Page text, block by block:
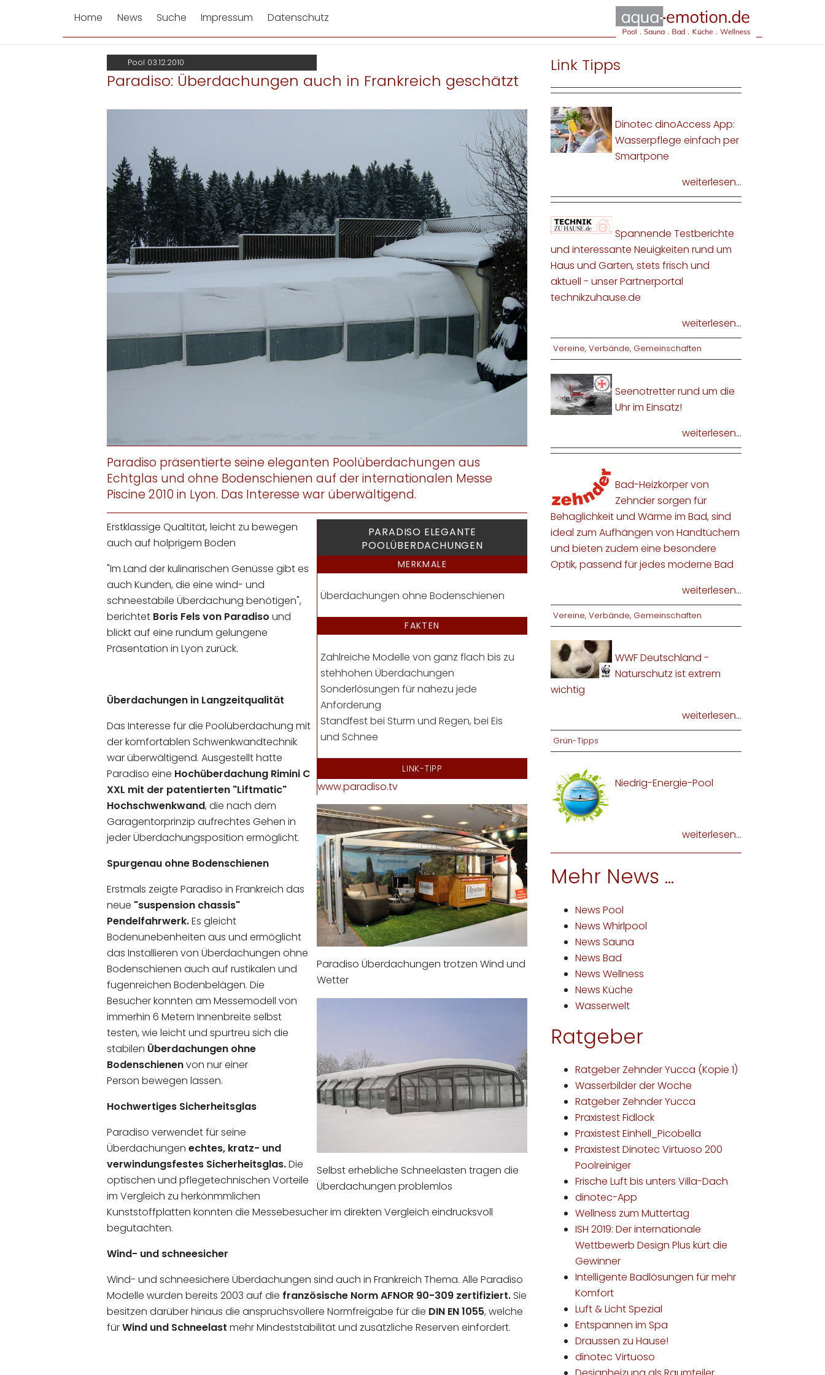
Home News Suche Impressum Datenschutz
Pool 03.12.2010
Paradiso: Überdachungen auch in Frankreich geschätzt
Paradiso präsentierte seine eleganten Poolüberdachungen aus
Echtglas und ohne Bodenschienen auf der internationalen Messe
Piscine 2010 in Lyon. Das Interesse war überwältigend.
PARADISO ELEGANTE
POOLÜBERDACHUNGEN
MERKMALE
Überdachungen ohne Bodenschienen
FAKTEN
Zahlreiche Modelle von ganz flach bis zu
stehhohen Überdachungen
Sonderlösungen für nahezu jede
Anforderung
Standfest bei Sturm und Regen, bei Eis
und Schnee
LINK-TIPP
www.paradiso.tv
Paradiso Überdachungen trotzen Wind und
Wetter
Selbst erhebliche Schneelasten tragen die
Überdachungen problemlos
Erstklassige Qualtität, leicht zu bewegen
auch auf holprigem Boden
"Im Land der kulinarischen Genüsse gibt es
auch Kunden, die eine wind- und
schneestabile Überdachung benötigen",
berichtet Boris Fels von Paradiso und
blickt auf eine rundum gelungene
Präsentation in Lyon zurück.
Überdachungen in Langzeitqualität
Das Interesse für die Poolüberdachung mit
der komfortablen Schwenkwandtechnik
war überwältigend. Ausgestellt hatte
Paradiso eine Hochüberdachung Rimini C
XXL mit der patentierten "Liftmatic"
Hochschwenkwand, die nach dem
Garagentorprinzip aufrechtes Gehen in
jeder Überdachungsposition ermöglicht.
Spurgenau ohne Bodenschienen
Erstmals zeigte Paradiso in Frankreich das
neue "suspension chassis"
Pendelfahrwerk.Es gleicht
Bodenunebenheiten aus und ermöglicht
das Installieren von Überdachungen ohne
Bodenschienen auch auf rustikalen und
fugenreichen Bodenbelägen. Die
Besucher konnten am Messemodell von
immerhin 6 Metern Innenbreite selbst
testen, wie leicht und spurtreu sich die
stabilen Überdachungen ohne
Bodenschienenvon nur einer
Person bewegen lassen.
Hochwertiges Sicherheitsglas
Paradiso verwendet für seine
Überdachungen echtes, kratz- und
verwindungsfestes Sicherheitsglas.Die
optischen und pflegetechnischen Vorteile
im Vergleich zu herkönmmlichen
Kunststoffplatten konnten die Messebesucher im direkten Vergleich eindrucksvoll
begutachten.
Wind- und schneesicher
Wind- und schneesichere Überdachungen sind auch in Frankreich Thema. Alle Paradiso
Modelle wurden bereits 2003 auf die französische Norm AFNOR 90-309 zertifiziert. Sie
besitzen darüber hinaus die anspruchsvollere Normfreigabe für die DIN EN 1055, welche
fürWind und Schneelast mehr Mindeststabilität und zusätzliche Reserven einfordert.
Link Tipps
Dinotec dinoAccess App:
Wasserpflege einfach per
Smartpone
weiterlesen...
Spannende Testberichte
und interessante Neuigkeiten rund um
Haus und Garten, stets frisch und
aktuell - unser Partnerportal
technikzuhause.de
weiterlesen...
Vereine, Verbände, Gemeinschaften
Seenotretter rund um die
Uhr im Einsatz!
weiterlesen...
Bad-Heizkörper von
Zehnder sorgen für
Behaglichkeit und Wärme im Bad, sind
ideal zum Aufhängen von Handtüchern
und bieten zudem eine besondere
Optik, passend für jedes moderne Bad
weiterlesen...
Vereine, Verbände, Gemeinschaften
WWF Deutschland -
Naturschutz ist extrem
wichtig
weiterlesen...
Grün-Tipps
Niedrig-Energie-Pool
weiterlesen...
Mehr News ...
News Pool
News Whirlpool
News Sauna
News Bad
News Wellness
News Küche
Wasserwelt
Ratgeber
Ratgeber Zehnder Yucca (Kopie 1)
Wasserbilder der Woche
Ratgeber Zehnder Yucca
Praxistest Fidlock
Praxistest Einhell_Picobella
Praxistest Dinotec Virtuoso 200
Poolreiniger
Frische Luft bis unters Villa-Dach
dinotec-App
Wellness zum Muttertag
ISH 2019: Der internationale
Wettbewerb Design Plus kürt die
Gewinner
Intelligente Badlösungen für mehr
Komfort
Luft & Licht Spezial
Entspannen im Spa
Draussen zu Hause!
dinotec Virtuoso